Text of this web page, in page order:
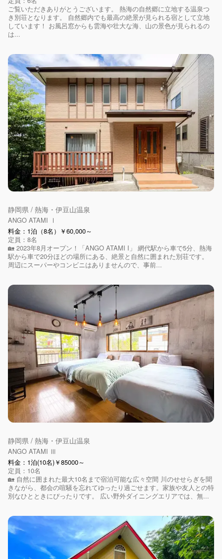
ご覧いただきありがとうございます。 熱海の自然郷に立地する温泉つ
き別荘となります。 自然郷内でも最高の絶景が見られる宿として立地
しています！ お風呂窓からも雲海や壮大な海、山の景色が見られるの
は...
静岡県 / 熱海・伊豆山温泉
ANGO ATAMI Ⅰ
料金：1泊（8名）￥60,000～
定員：8名
🏡 2023年8月オープン！「ANGO ATAMI I」 網代駅から車で5分、熱海
駅から車で20分ほどの場所にある、絶景と自然に囲まれた別荘です。
周辺にスーパーやコンビニはありませんので、事前...
静岡県 / 熱海・伊豆山温泉
ANGO ATAMI Ⅲ
料金：1泊(10名)￥85000～
定員：10名
🏡 自然に囲まれた最大10名まで宿泊可能な広々空間 川のせせらぎを聞
きながら、都会の喧騒を忘れてゆったり過ごせます。家族や友人との特
別なひとときにぴったりです。 広い野外ダイニングエリアでは、無...